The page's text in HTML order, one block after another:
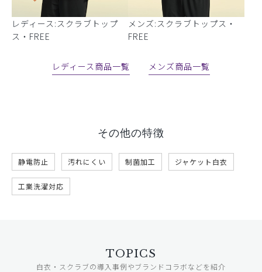
レディース:スクラブトップ
ス・FREE
メンズ:スクラブトップス・
FREE
レディース商品一覧 メンズ商品一覧
その他の特徴
静電防止 汚れにくい 制菌加工 ジャケット白衣
工業洗濯対応
TOPICS
白衣・スクラブの導入事例やブランドコラボなどを紹介